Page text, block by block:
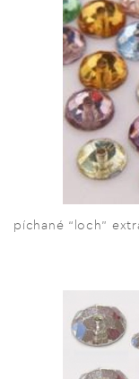
píchané “loch”